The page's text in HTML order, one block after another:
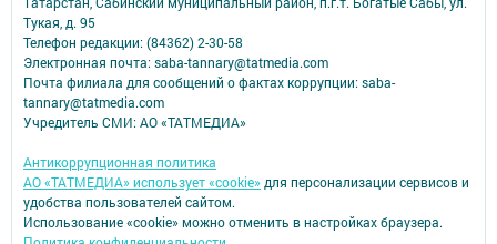
Тукая, д. 95
Телефон редакции: (84362) 2-30-58
Электронная почта: saba-tannary@tatmedia.com
Почта филиала для сообщений о фактах коррупции: saba-
tannary@tatmedia.com
Учредитель СМИ: АО «ТАТМЕДИА»
Антикоррупционная политика
АО «ТАТМЕДИА» использует «cookie» для персонализации сервисов и
удобства пользователей сайтом.
Использование «cookie» можно отменить в настройках браузера.